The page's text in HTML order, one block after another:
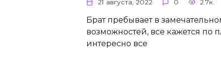
21 августа, 2022 0 2.7к.
Брат пребывает в
возможностей, все кажется по
интересно все